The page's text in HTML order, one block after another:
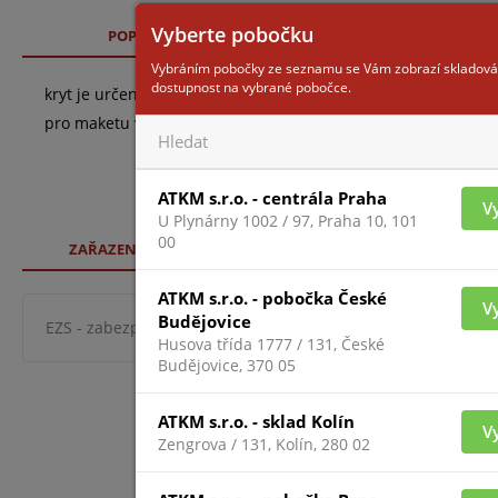
POPIS TECHNICKÉ SPECIFIKACE
kryt je určen pro ekonomické modulární sirény ODYSSEY-X-E
pro maketu venkovní sirény ODYSSEY-X-DUMMY, masivní
ZAŘAZENÍ ZBOŽÍ
EZS - zabezpeč. systémy indikační a přenosová zařízení
Vyberte pobočku
Vybráním pobočky ze seznamu se Vám zobrazí skladová
dostupnost na vybrané pobočce.
ATKM s.r.o. - centrála Praha
U Plynárny 1002 / 97, Praha 10, 101
00
ATKM s.r.o. - pobočka České
Budějovice
Husova třída 1777 / 131, České
Budějovice, 370 05
ATKM s.r.o. - sklad Kolín
Zengrova / 131, Kolín, 280 02